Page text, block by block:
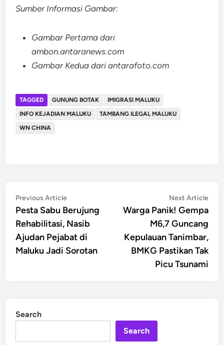
Sumber Informasi Gambar:
Gambar Pertama dari
ambon.antaranews.com
Gambar Kedua dari antarafoto.com
TAGGED GUNUNG BOTAK
IMIGRASI MALUKU
INFO KEJADIAN MALUKU
TAMBANG ILEGAL MALUKU
WN CHINA
Post
navigation
Previous ArticlePrevious
article:
Pesta Sabu Berujung
Rehabilitasi, Nasib
Ajudan Pejabat di
Maluku Jadi Sorotan
Next Article
Warga Panik! Gempa
M6,7 Guncang
Kepulauan Tanimbar,
BMKG Pastikan Tak
Picu Tsunami
Search
Search